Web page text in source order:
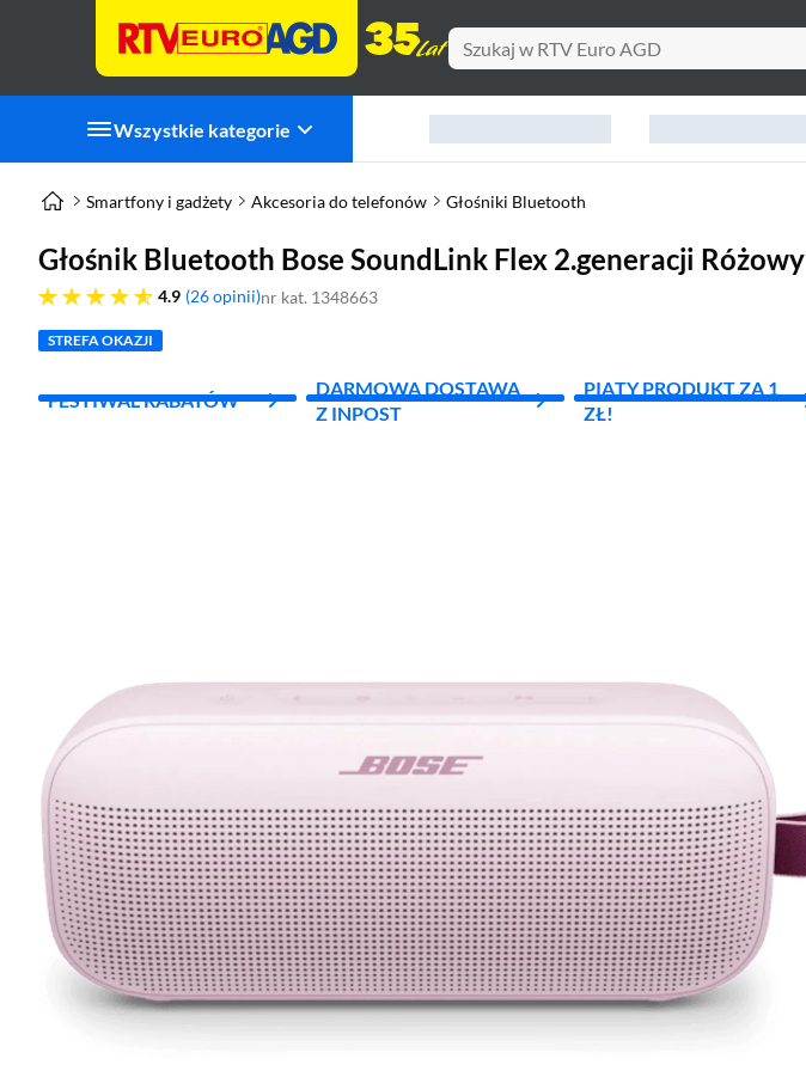
Wszystkie kategorie
Smartfony i gadżety Akcesoria do telefonów Głośniki Bluetooth
Głośnik Bluetooth Bose SoundLink Flex 2.generacji Różowy
4.9
4.9 gwiazdek 26 opinii nr kat. 1348663
STREFA OKAZJI
FESTIWAL RABATÓW
DARMOWA DOSTAWA
Z INPOST
PIĄTY PRODUKT ZA 1
ZŁ!